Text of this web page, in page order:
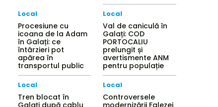
Local
Procesiune cu
icoana de la Adam
în Galați: ce
întârzieri pot
apărea în
transportul public
Local
Val de caniculă în
Galați: COD
PORTOCALIU
prelungit și
avertismente ANM
pentru populație
Local
Tren blocat în
Galați după cablu
Local
Controversele
modernizării Falezei